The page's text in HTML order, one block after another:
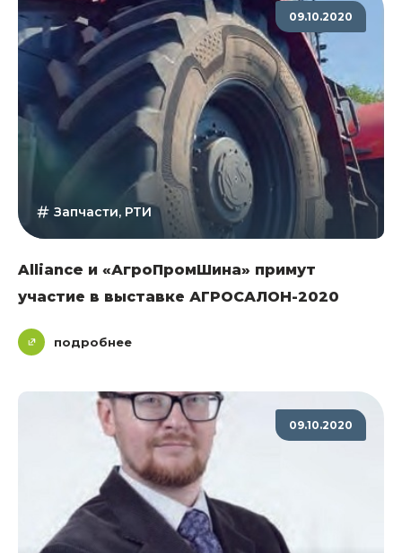
09.10.2020
Запчасти, РТИ
Alliance и «АгроПромШина» примут
участие в выставке АГРОСАЛОН-2020
подробнее
09.10.2020